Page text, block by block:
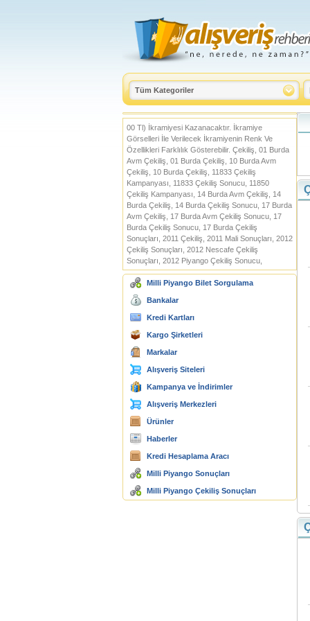
00 Tl) İkramiyesi Kazanacaktır. İkramiye
Görselleri İle Verilecek İkramiyenin Renk Ve
Özellikleri Farklılık Gösterebilir. Çekiliş, 01 Burda
Avm Çekiliş, 01 Burda Çekiliş, 10 Burda Avm
Çekiliş, 10 Burda Çekiliş, 11833 Çekiliş
Kampanyası, 11833 Çekiliş Sonucu, 11850
Çekiliş Kampanyası, 14 Burda Avm Çekiliş, 14
Burda Çekiliş, 14 Burda Çekiliş Sonucu, 17 Burda
Avm Çekiliş, 17 Burda Avm Çekiliş Sonucu, 17
Burda Çekiliş Sonucu, 17 Burda Çekiliş
Sonuçları, 2011 Çekiliş, 2011 Mali Sonuçları, 2012
Çekiliş Sonuçları, 2012 Nescafe Çekiliş
Sonuçları, 2012 Piyango Çekiliş Sonucu,
Milli Piyango Bilet Sorgulama
Bankalar
Kredi Kartları
Kargo Şirketleri
Markalar
Alışveriş Siteleri
Kampanya ve İndirimler
Alışveriş Merkezleri
Ürünler
Haberler
Kredi Hesaplama Aracı
Milli Piyango Sonuçları
Milli Piyango Çekiliş Sonuçları